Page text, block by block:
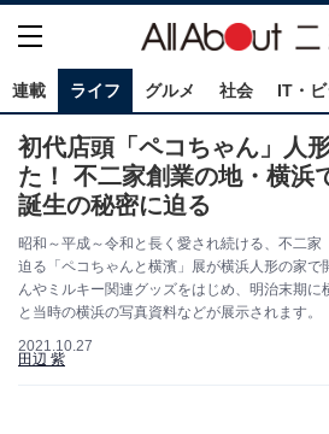
連載 ライフ グルメ 社会 IT・
初代店頭「ペコちゃん」人
た！ 不二家創業の地・横浜
誕生の秘密に迫る
昭和～平成～令和と長く愛され続ける、不二家
迫る「ペコちゃんと横濱」展が横浜人形の家で
んやミルキー関連グッズをはじめ、明治末期に
と当時の横浜の写真資料などが展示されます。
2021.10.27
田辺 紫